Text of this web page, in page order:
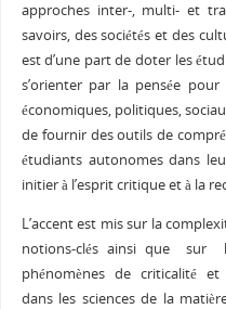
approches inter-, multi- et
savoirs, des sociétés et des
est d’une part de doter les
s’orienter par la pensée
économiques, politiques,
de fournir des outils de
étudiants autonomes dans
initier à l’esprit critique et à la
L’accent est mis sur la
notions-clés ainsi que sur
phénomènes de criticalité et
dans les sciences de la